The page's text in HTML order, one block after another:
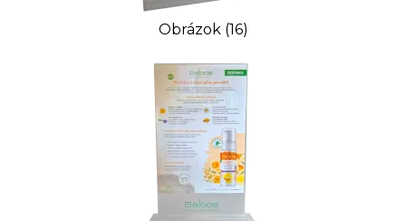
Obrázok (16)